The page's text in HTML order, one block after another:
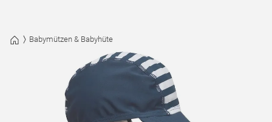
Babymützen & Babyhüte